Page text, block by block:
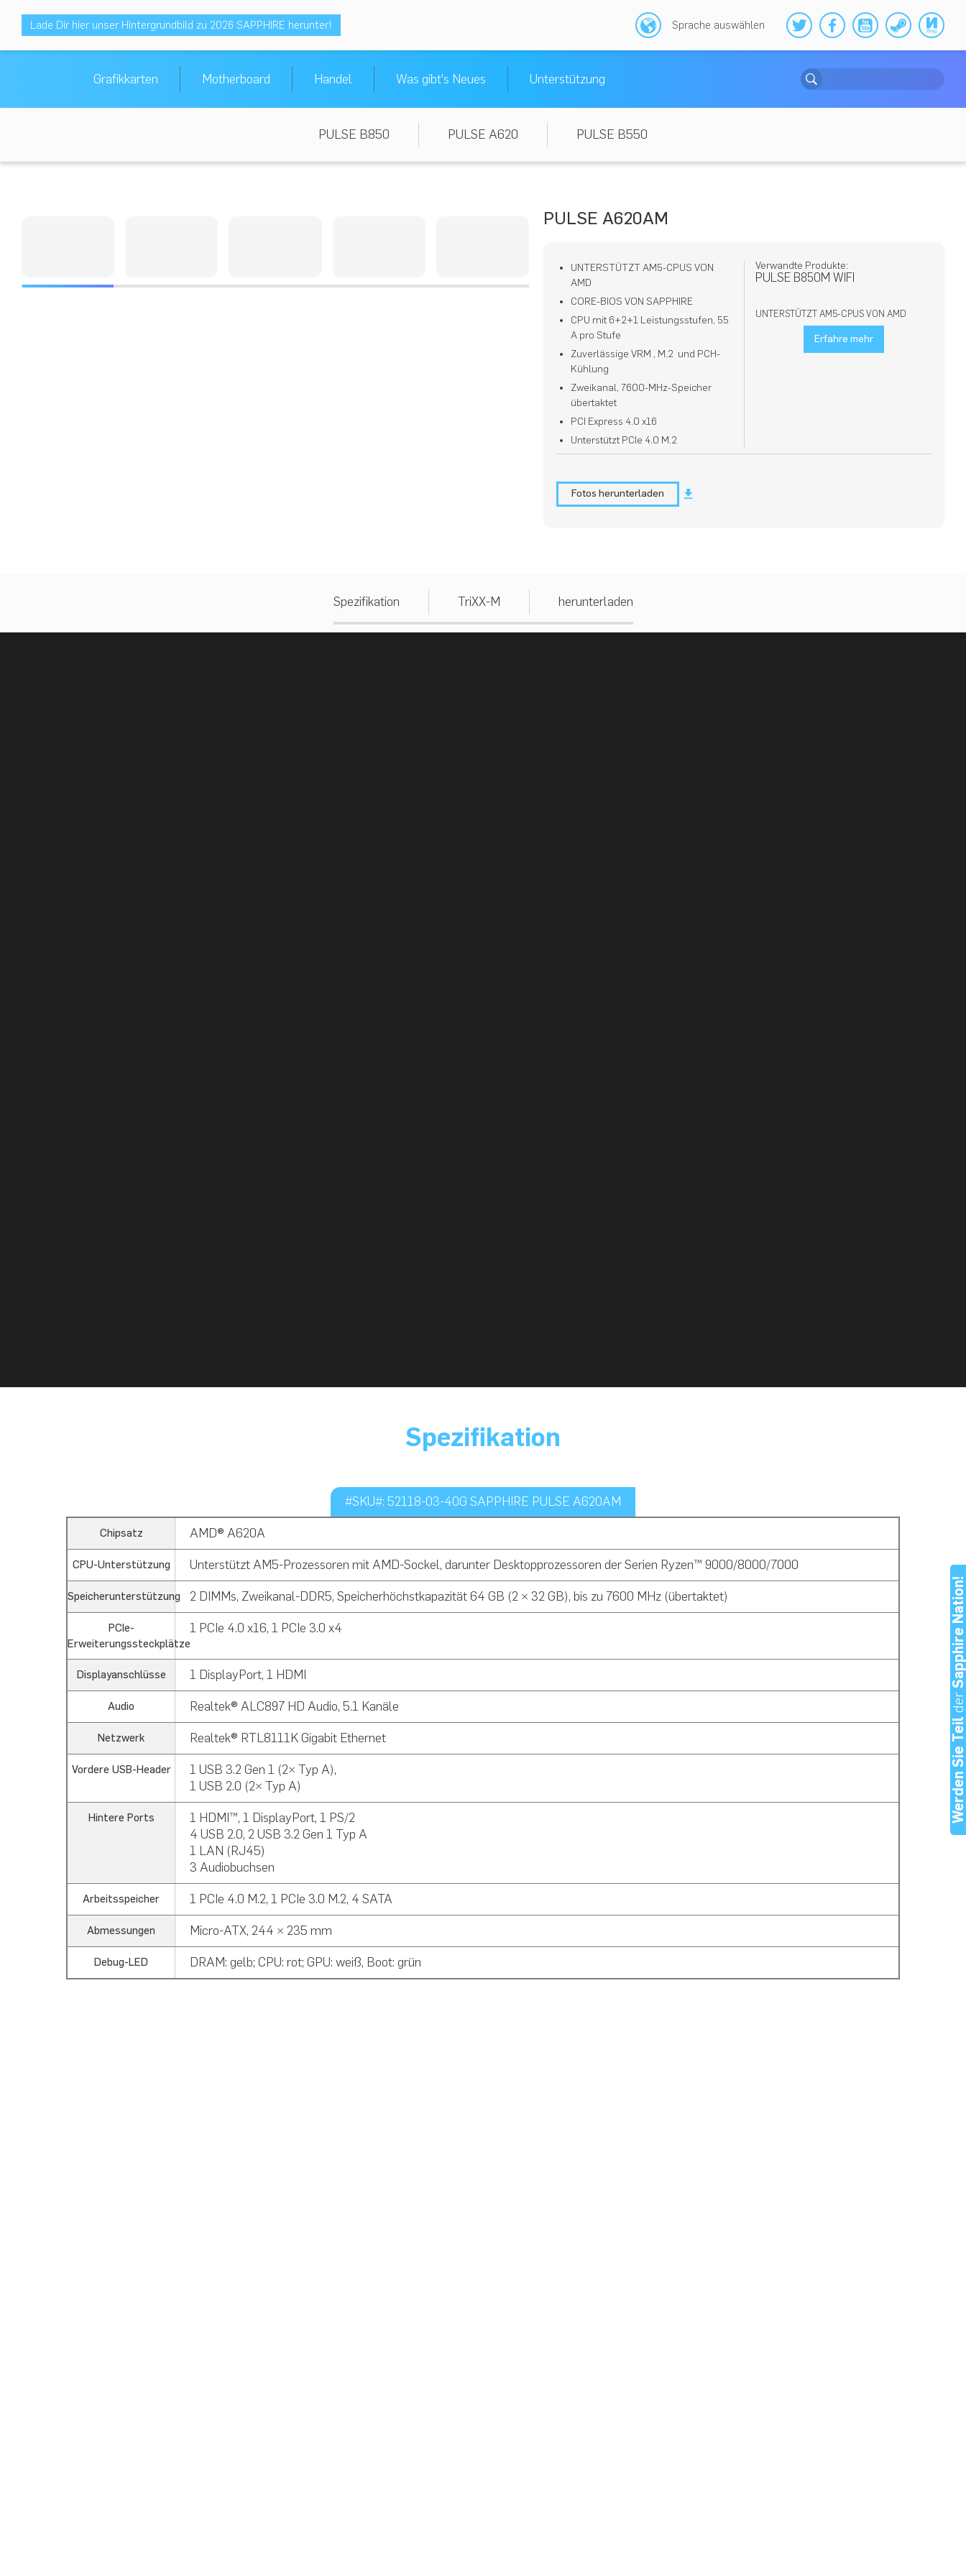
Lade Dir hier unser Hintergrundbild zu 2026 SAPPHIRE herunter! Sprache auswählen
Grafikkarten Motherboard Handel Was gibt's Neues Unterstützung
PULSE B850 PULSE A620 PULSE B550
PULSE A620AM
UNTERSTÜTZT AM5-CPUS VON
AMD
CORE-BIOS VON SAPPHIRE
CPU mit 6+2+1 Leistungsstufen, 55
A pro Stufe
Zuverlässige VRM , M.2 und PCH-
Kühlung
Zweikanal, 7600-MHz-Speicher
übertaktet
PCI Express 4.0 x16
Unterstützt PCIe 4.0 M.2
Verwandte Produkte:
PULSE B850M WIFI
UNTERSTÜTZT AM5-CPUS VON AMD
Erfahre mehr
Fotos herunterladen
Spezifikation TriXX-M herunterladen
Spezifikation
#SKU#: 52118-03-40G SAPPHIRE PULSE A620AM
Chipsatz AMD® A620A
CPU-Unterstützung Unterstützt AM5-Prozessoren mit AMD-Sockel, darunter Desktopprozessoren der Serien Ryzen™ 9000/8000/7000
Speicherunterstützung 2 DIMMs, Zweikanal-DDR5, Speicherhöchstkapazität 64 GB (2 × 32 GB), bis zu 7600 MHz (übertaktet)
PCIe-
Erweiterungssteckplätze
1 PCIe 4.0 x16, 1 PCIe 3.0 x4
Displayanschlüsse 1 DisplayPort, 1 HDMI
Audio Realtek® ALC897 HD Audio, 5.1 Kanäle
Netzwerk Realtek® RTL8111K Gigabit Ethernet
Vordere USB-Header
1 USB 3.2 Gen 1 (2× Typ A),
1 USB 2.0 (2× Typ A)
Hintere Ports
1 HDMI™, 1 DisplayPort, 1 PS/2
4 USB 2.0, 2 USB 3.2 Gen 1 Typ A
1 LAN (RJ45)
3 Audiobuchsen
Arbeitsspeicher 1 PCIe 4.0 M.2, 1 PCIe 3.0 M.2, 4 SATA
Abmessungen Micro-ATX, 244 × 235 mm
Debug-LED DRAM: gelb; CPU: rot; GPU: weiß, Boot: grün
Werden Sie Teil
der
Sapphire Nation!